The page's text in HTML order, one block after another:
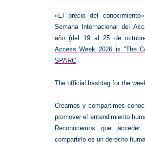
«El precio del
Semana Internacional del
año (del 19 al 25 de
Access Week 2026 is “The
SPARC
The official hashtag for the
Creamos y compartimos
promover el entendimiento
Reconocemos que
compartirlo es un derecho